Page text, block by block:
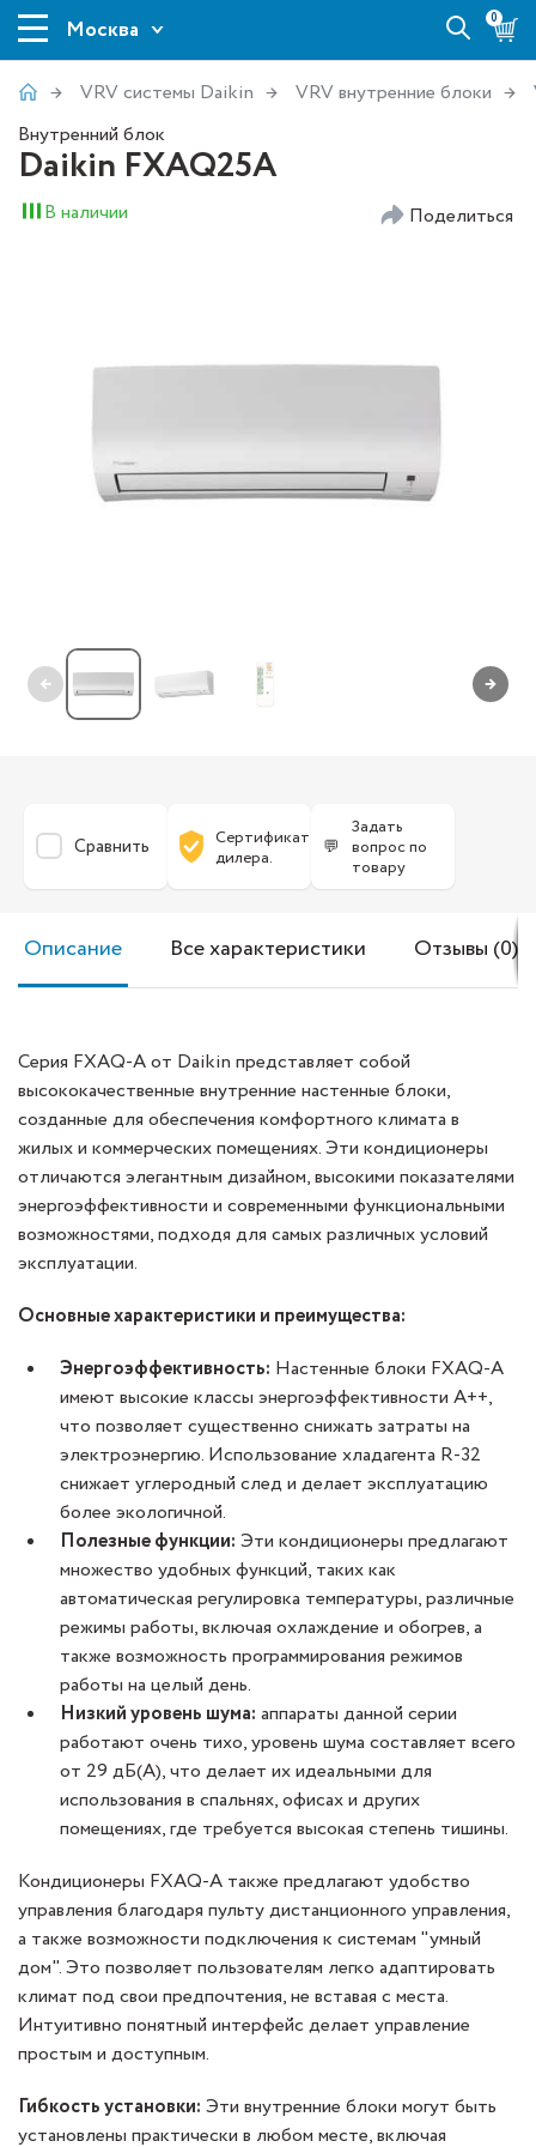
Москва 0
VRV системы Daikin VRV внутренние блоки
Внутренний блок
Daikin FXAQ25A
В наличии Поделиться
← →
Сравнить
Сертификат
дилера.
💬
Задать
вопрос по
товару
Описание Все характеристики Отзывы (0)
Серия FXAQ-A от Daikin представляет собой
высококачественные внутренние настенные блоки,
созданные для обеспечения комфортного климата в
жилых и коммерческих помещениях. Эти кондиционеры
отличаются элегантным дизайном, высокими показателями
энергоэффективности и современными функциональными
возможностями, подходя для самых различных условий
эксплуатации.
Основные характеристики и преимущества:
Энергоэффективность: Настенные блоки FXAQ-A
имеют высокие классы энергоэффективности A++,
что позволяет существенно снижать затраты на
электроэнергию. Использование хладагента R-32
снижает углеродный след и делает эксплуатацию
более экологичной.
Полезные функции: Эти кондиционеры предлагают
множество удобных функций, таких как
автоматическая регулировка температуры, различные
режимы работы, включая охлаждение и обогрев, а
также возможность программирования режимов
работы на целый день.
Низкий уровень шума: аппараты данной серии
работают очень тихо, уровень шума составляет всего
от 29 дБ(A), что делает их идеальными для
использования в спальнях, офисах и других
помещениях, где требуется высокая степень тишины.
Кондиционеры FXAQ-A также предлагают удобство
управления благодаря пульту дистанционного управления,
а также возможности подключения к системам "умный
дом". Это позволяет пользователям легко адаптировать
климат под свои предпочтения, не вставая с места.
Интуитивно понятный интерфейс делает управление
простым и доступным.
Гибкость установки: Эти внутренние блоки могут быть
установлены практически в любом месте, включая